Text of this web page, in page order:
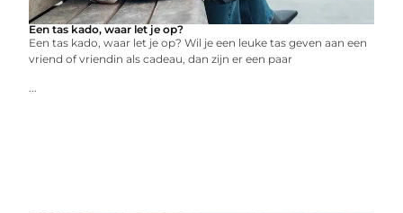
Een tas kado, waar let je op?
Een tas kado, waar let je op? Wil je een leuke tas geven aan een
vriend of vriendin als cadeau, dan zijn er een paar
...